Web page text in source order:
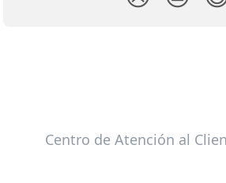
Centro de Atención al